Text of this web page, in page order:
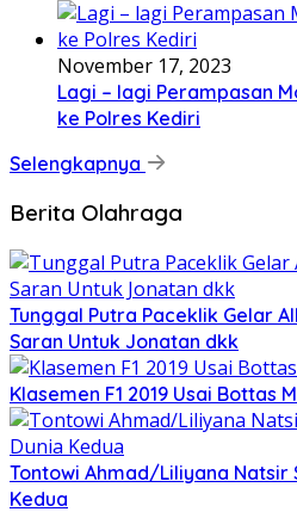
November 17, 2023
Lagi – lagi Perampasan
ke Polres Kediri
Selengkapnya
Berita Olahraga
Tunggal Putra Paceklik Gelar
Saran Untuk Jonatan dkk
Klasemen F1 2019 Usai Bottas
Tontowi Ahmad/Liliyana Natsir
Kedua